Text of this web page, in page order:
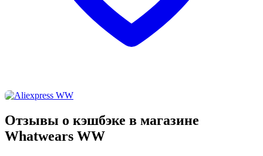
Отзывы о кэшбэке в магазине
Whatwears WW